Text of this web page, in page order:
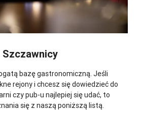
bazę gastronomiczną. Jeśli
rejony i chcesz się dowiedzieć do
czy pub-u najlepiej się udać, to
się z naszą poniższą listą.